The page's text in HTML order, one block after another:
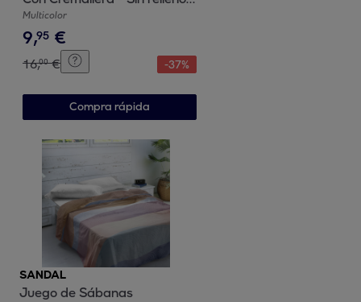
100% Algodón - Belix Blue
Multicolor
9,95 €
16,00 € -37%
Compra rápida
SANDAL
Juego de Sábanas